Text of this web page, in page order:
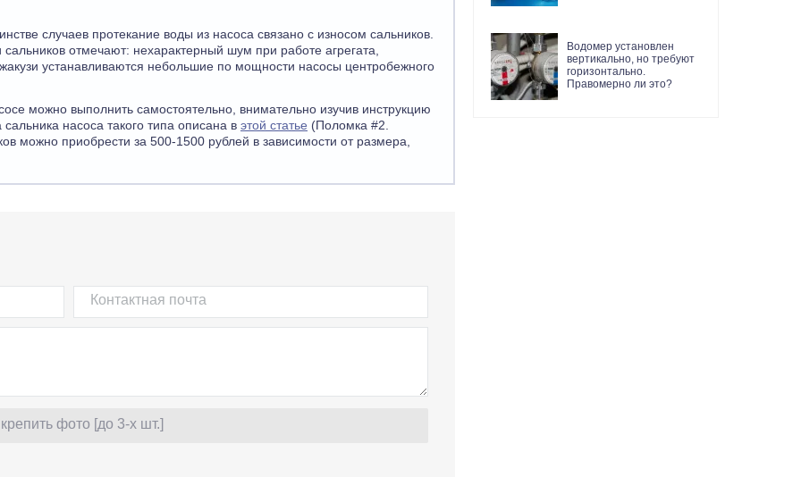
случаев протекание воды из насоса связано с износом сальников.
отмечают: нехарактерный шум при работе агрегата,
устанавливаются небольшие по мощности насосы центробежного
можно выполнить самостоятельно, внимательно изучив инструкцию
насоса такого типа описана в этой статье (Поломка #2.
можно приобрести за 500-1500 рублей в зависимости от размера,
фото [до 3-х шт.]
Водомер установлен
вертикально, но требуют
горизонтально.
Правомерно ли это?